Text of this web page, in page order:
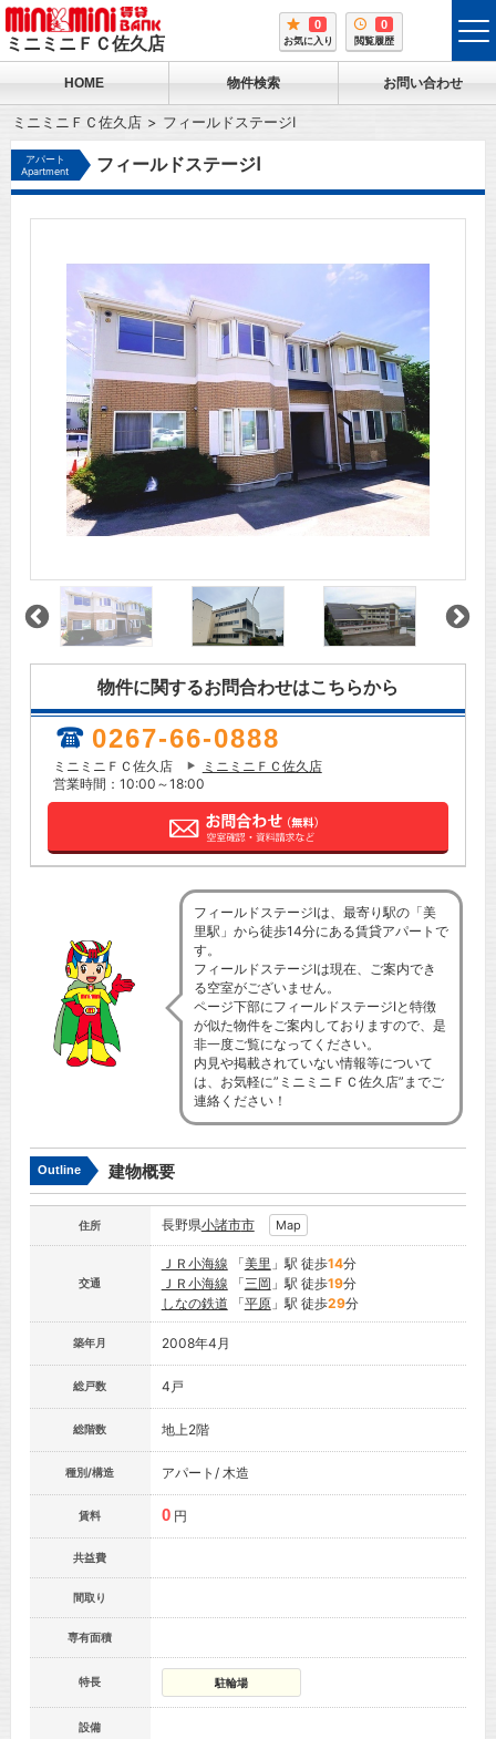
ミニミニＦＣ佐久店
0
お気に入り
0
閲覧履歴
HOME 物件検索 お問い合わせ
ミニミニＦＣ佐久店 フィールドステージⅠ
アパート
Apartment
フィールドステージⅠ
物件に関するお問合わせはこちらから
0267-66-0888
ミニミニＦＣ佐久店
ミニミニＦＣ佐久店
営業時間：10:00～18:00
フィールドステージⅠは、最寄り駅の「美
里駅」から徒歩14分にある賃貸アパートで
す。
フィールドステージⅠは現在、ご案内でき
る空室がございません。
ページ下部にフィールドステージⅠと特徴
が似た物件をご案内しておりますので、是
非一度ご覧になってください。
内見や掲載されていない情報等について
は、お気軽に”ミニミニＦＣ佐久店”までご
連絡ください！
Outline 建物概要
住所 長野県小諸市市 Map
交通
ＪＲ小海線 「美里 」駅 徒歩14分
ＪＲ小海線 「三岡 」駅 徒歩19分
しなの鉄道 「平原」駅 徒歩29分
築年月 2008年4月
総戸数 4戸
総階数 地上2階
種別/構造 アパート/ 木造
賃料 0 円
共益費
間取り
専有面積
特長 駐輪場
設備